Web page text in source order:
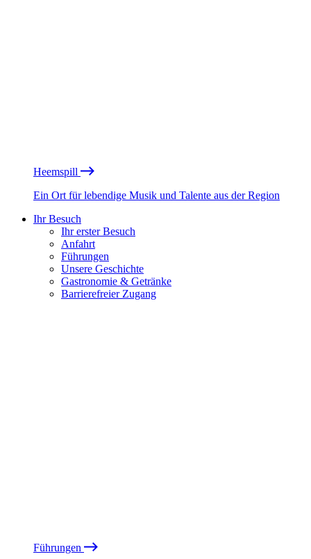
Heemspill
Ein Ort für lebendige Musik und Talente aus der Region
Ihr Besuch
Ihr erster Besuch
Anfahrt
Führungen
Unsere Geschichte
Gastronomie & Getränke
Barrierefreier Zugang
Führungen